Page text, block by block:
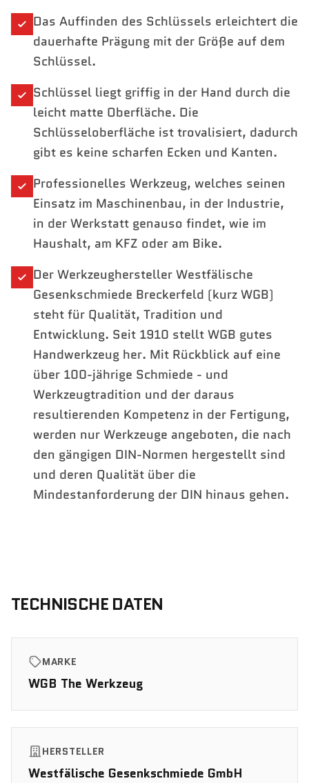
Das Auffinden des Schlüssels erleichtert die
dauerhafte Prägung mit der Größe auf dem
Schlüssel.
Schlüssel liegt griffig in der Hand durch die
leicht matte Oberfläche. Die
Schlüsseloberfläche ist trovalisiert, dadurch
gibt es keine scharfen Ecken und Kanten.
Professionelles Werkzeug, welches seinen
Einsatz im Maschinenbau, in der Industrie,
in der Werkstatt genauso findet, wie im
Haushalt, am KFZ oder am Bike.
Der Werkzeughersteller Westfälische
Gesenkschmiede Breckerfeld (kurz WGB)
steht für Qualität, Tradition und
Entwicklung. Seit 1910 stellt WGB gutes
Handwerkzeug her. Mit Rückblick auf eine
über 100-jährige Schmiede - und
Werkzeugtradition und der daraus
resultierenden Kompetenz in der Fertigung,
werden nur Werkzeuge angeboten, die nach
den gängigen DIN-Normen hergestellt sind
und deren Qualität über die
Mindestanforderung der DIN hinaus gehen.
TECHNISCHE DATEN
MARKE
WGB The Werkzeug
HERSTELLER
Westfälische Gesenkschmiede GmbH